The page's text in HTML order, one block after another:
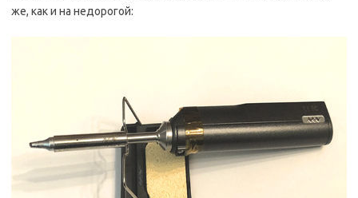
же, как и на недорогой: